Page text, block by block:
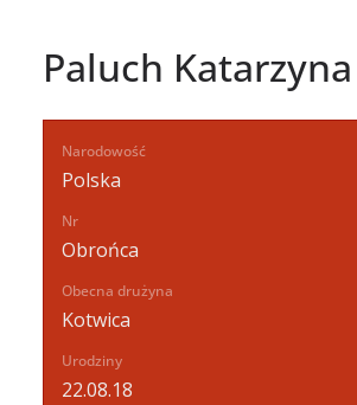
Paluch Katarzyna
Narodowość
Polska
Nr
Obrońca
Obecna drużyna
Kotwica
Urodziny
22.08.18